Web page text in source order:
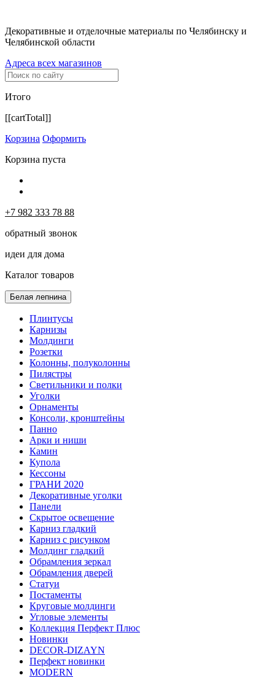
Декоративные и отделочные материалы по Челябинску и
Челябинской области
Адреса всех магазинов
Итого
[[cartTotal]]
Корзина Оформить
Корзина пуста
+7 982 333 78 88
обратный звонок
идеи для дома
Каталог товаров
Белая лепнина
Плинтусы
Карнизы
Молдинги
Розетки
Колонны, полуколонны
Пилястры
Светильники и полки
Уголки
Орнаменты
Консоли, кронштейны
Панно
Арки и ниши
Камин
Купола
Кессоны
ГРАНИ 2020
Декоративные уголки
Панели
Скрытое освещение
Карниз гладкий
Карниз с рисунком
Молдинг гладкий
Обрамления зеркал
Обрамления дверей
Статуи
Постаменты
Круговые молдинги
Угловые элементы
Коллекция Перфект Плюс
Новинки
DECOR-DIZAYN
Перфект новинки
MODERN